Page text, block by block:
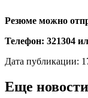
Резюме можно
Телефон: 321304
Дата публикации:
Еще